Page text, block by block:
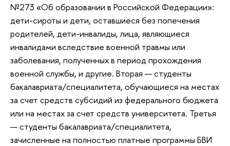
№273 «Об образовании в Российской Федерации»:
дети-сироты и дети, оставшиеся без попечения
родителей, дети-инвалиды, лица, являющиеся
инвалидами вследствие военной травмы или
заболевания, полученных в период прохождения
военной службы, и другие. Вторая — студенты
бакалавриата/специалитета, обучающиеся на местах
за счет средств субсидий из федерального бюджета
или на местах за счет средств университета. Третья
— студенты бакалавриата/специалитета,
зачисленные на полностью платные программы БВИ